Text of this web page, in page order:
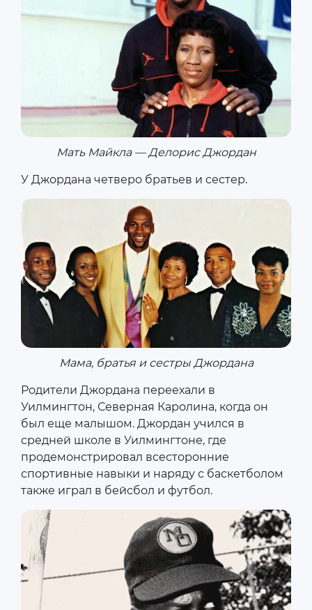
Мать Майкла — Делорис Джордан
У Джордана четверо братьев и сестер.
Мама, братья и сестры Джордана
Родители Джордана переехали в
Уилмингтон, Северная Каролина, когда он
был еще малышом. Джордан учился в
средней школе в Уилмингтоне, где
продемонстрировал всесторонние
спортивные навыки и наряду с баскетболом
также играл в бейсбол и футбол.